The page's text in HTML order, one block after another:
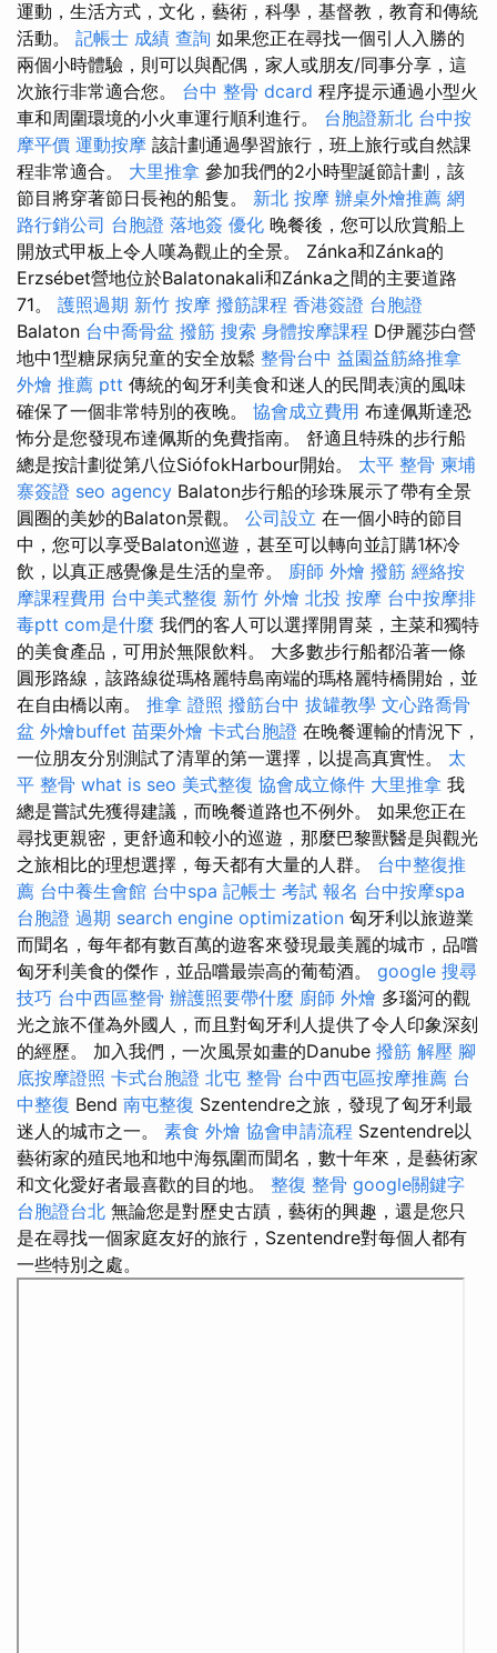
運動，生活方式，文化，藝術，科學，基督教，教育和傳統
活動。 記帳士 成績 查詢 如果您正在尋找一個引人入勝的
兩個小時體驗，則可以與配偶，家人或朋友/同事分享，這
次旅行非常適合您。 台中 整骨 dcard 程序提示通過小型火
車和周圍環境的小火車運行順利進行。 台胞證新北 台中按
摩平價 運動按摩 該計劃通過學習旅行，班上旅行或自然課
程非常適合。 大里推拿 參加我們的2小時聖誕節計劃，該
節目將穿著節日長袍的船隻。 新北 按摩 辦桌外燴推薦 網
路行銷公司 台胞證 落地簽 優化 晚餐後，您可以欣賞船上
開放式甲板上令人嘆為觀止的全景。 Zánka和Zánka的
Erzsébet營地位於Balatonakali和Zánka之間的主要道路
71。 護照過期 新竹 按摩 撥筋課程 香港簽證 台胞證
Balaton 台中喬骨盆 撥筋 搜索 身體按摩課程 D伊麗莎白營
地中1型糖尿病兒童的安全放鬆 整骨台中 益園益筋絡推拿
外燴 推薦 ptt 傳統的匈牙利美食和迷人的民間表演的風味
確保了一個非常特別的夜晚。 協會成立費用 布達佩斯達恐
怖分是您發現布達佩斯的免費指南。 舒適且特殊的步行船
總是按計劃從第八位SiófokHarbour開始。 太平 整骨 柬埔
寨簽證 seo agency Balaton步行船的珍珠展示了帶有全景
圓圈的美妙的Balaton景觀。 公司設立 在一個小時的節目
中，您可以享受Balaton巡遊，甚至可以轉向並訂購1杯冷
飲，以真正感覺像是生活的皇帝。 廚師 外燴 撥筋 經絡按
摩課程費用 台中美式整復 新竹 外燴 北投 按摩 台中按摩排
毒ptt com是什麼 我們的客人可以選擇開胃菜，主菜和獨特
的美食產品，可用於無限飲料。 大多數步行船都沿著一條
圓形路線，該路線從瑪格麗特島南端的瑪格麗特橋開始，並
在自由橋以南。 推拿 證照 撥筋台中 拔罐教學 文心路喬骨
盆 外燴buffet 苗栗外燴 卡式台胞證 在晚餐運輸的情況下，
一位朋友分別測試了清單的第一選擇，以提高真實性。 太
平 整骨 what is seo 美式整復 協會成立條件 大里推拿 我
總是嘗試先獲得建議，而晚餐道路也不例外。 如果您正在
尋找更親密，更舒適和較小的巡遊，那麼巴黎獸醫是與觀光
之旅相比的理想選擇，每天都有大量的人群。 台中整復推
薦 台中養生會館 台中spa 記帳士 考試 報名 台中按摩spa
台胞證 過期 search engine optimization 匈牙利以旅遊業
而聞名，每年都有數百萬的遊客來發現最美麗的城市，品嚐
匈牙利美食的傑作，並品嚐最崇高的葡萄酒。 google 搜尋
技巧 台中西區整骨 辦護照要帶什麼 廚師 外燴 多瑙河的觀
光之旅不僅為外國​​人，而且對匈牙利人提供了令人印象深刻
的經歷。 加入我們，一次風景如畫的Danube 撥筋 解壓 腳
底按摩證照 卡式台胞證 北屯 整骨 台中西屯區按摩推薦 台
中整復 Bend 南屯整復 Szentendre之旅，發現了匈牙利最
迷人的城市之一。 素食 外燴 協會申請流程 Szentendre以
藝術家的殖民地和地中海氛圍而聞名，數十年來，是藝術家
和文化愛好者最喜歡的目的地。 整復 整骨 google關鍵字
台胞證台北 無論您是對歷史古蹟，藝術的興趣，還是您只
是在尋找一個家庭友好的旅行，Szentendre對每個人都有
一些特別之處。